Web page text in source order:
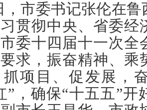
，市委书记张伦在
贯彻中央、省委经
委十四届十一次全
求，振奋精神、乘
项目、促发展，
”，确保“十五五”开